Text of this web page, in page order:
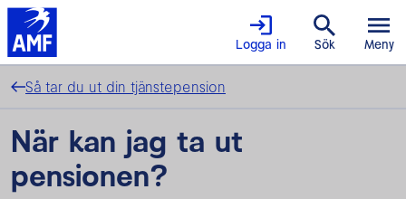
Logga in Sök Meny
Så tar du ut din tjänstepension
När kan jag ta ut
pensionen?